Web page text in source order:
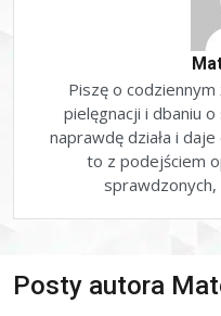
Piszę o
pielęgnacji i dbaniu
naprawdę działa i
to z podejściem
Posty autora